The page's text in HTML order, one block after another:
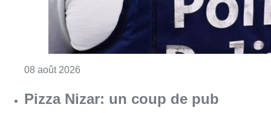
08 août 2026
Pizza Nizar: un coup de pub